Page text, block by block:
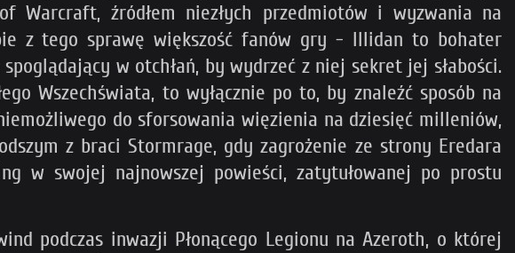
Warcraft, źródłem niezłych przedmiotów i wyzwania na
z tego sprawę większość fanów gry - Illidan to bohater
w otchłań, by wydrzeć z niej sekret jej słabości.
Wszechświata, to wyłącznie po to, by znaleźć sposób na
do sforsowania więzienia na dziesięć milleniów,
z braci Stormrage, gdy zagrożenie ze strony Eredara
w swojej najnowszej powieści, zatytułowanej po prostu
podczas inwazji Płonącego Legionu na Azeroth, o której